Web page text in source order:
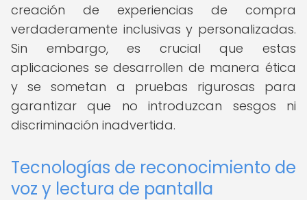
creación de experiencias de compra
verdaderamente inclusivas y personalizadas.
Sin embargo, es crucial que estas
aplicaciones se desarrollen de manera ética
y se sometan a pruebas rigurosas para
garantizar que no introduzcan sesgos ni
discriminación inadvertida.
Tecnologías de reconocimiento de
voz y lectura de pantalla